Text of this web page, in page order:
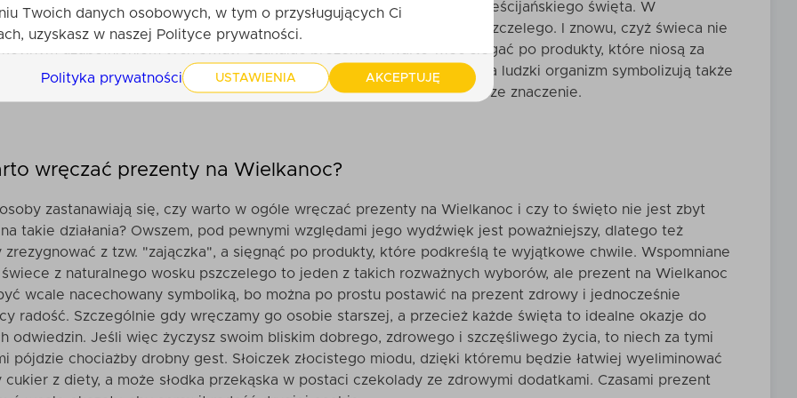
więc jego symbolika idealnie pasuje do tak ważnego chrześcijańskiego święta. W
przez nas zestawach możesz również znaleźć świece z wosku pszczelego. I znowu, czyż świeca nie
uzupełnieniem tych świąt? Szukając prezentów, warto więc sięgać po produkty, które niosą za
przesłanie i poza wysoką jakością oraz pozytywnym wpływem na ludzki organizm symbolizują także
wartości. Wtedy taki upominek na Wielkanoc będzie miał dużo większe znaczenie.
wręczać prezenty na Wielkanoc?
zastanawiają się, czy warto w ogóle wręczać prezenty na Wielkanoc i czy to święto nie jest zbyt
takie działania? Owszem, pod pewnymi względami jego wydźwięk jest poważniejszy, dlatego też
zrezygnować z tzw. "zajączka", a sięgnąć po produkty, które podkreślą te wyjątkowe chwile. Wspomniane
z naturalnego wosku pszczelego to jeden z takich rozważnych wyborów, ale prezent na Wielkanoc
wcale nacechowany symboliką, bo można po prostu postawić na prezent zdrowy i jednocześnie
radość. Szczególnie gdy wręczamy go osobie starszej, a przecież każde święta to idealne okazje do
odwiedzin. Jeśli więc życzysz swoim bliskim dobrego, zdrowego i szczęśliwego życia, to niech za tymi
pójdzie chociażby drobny gest. Słoiczek złocistego miodu, dzięki któremu będzie łatwiej wyeliminować
cukier z diety, a może słodka przekąska w postaci czekolady ze zdrowymi dodatkami. Czasami prezent
Twoich danych osobowych, w tym o przysługujących Ci
uzyskasz w naszej Polityce prywatności.
Polityka prywatności USTAWIENIA AKCEPTUJĘ